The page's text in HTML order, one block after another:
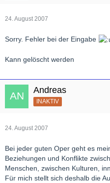
24. August 2007
Sorry. Fehler bei der Eingabe
Kann gelöscht werden
Andreas
INAKTIV
24. August 2007
Bei jeder guten Oper geht es
Beziehungen und Konflikte
Menschen, zwischen Kulturen,
Für mich stellt sich deshalb die